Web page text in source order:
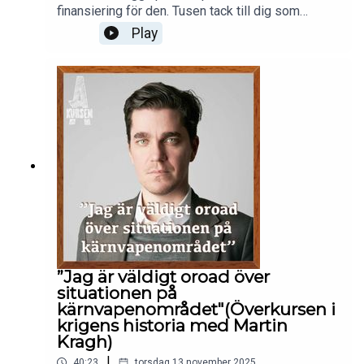
akursenpodd@gmail.com
finansiering för den. Tusen tack till dig som
lyssnat./Emma och ClaraUppdateringar om
podden hittar du på instagram @akursen_podd
och på mail finns vi på akursenpodd@gmail.com
Play
”Jag är väldigt oroad över
situationen på
kärnvapenområdet"(Överkursen i
krigens historia med Martin
Kragh)